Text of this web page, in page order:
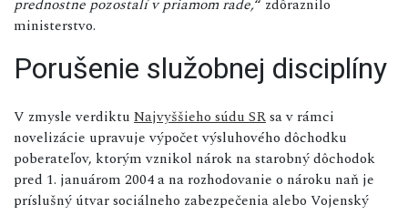
ministerstvo.
Porušenie služobnej disciplíny
V zmysle verdiktu Najvyššieho súdu SRsa v rámci
novelizácie upravuje výpočet výsluhového dôchodku
poberateľov, ktorým vznikol nárok na starobný dôchodok
pred 1. januárom 2004 a na rozhodovanie o nároku naň je
príslušný útvar sociálneho zabezpečenia alebo Vojenský